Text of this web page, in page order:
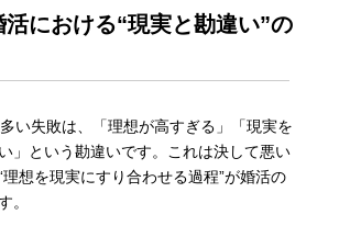
における“現実と勘違い”の
い失敗は、「理想が高すぎる」「現実を
」という勘違いです。これは決して悪い
理想を現実にすり合わせる過程”が婚活の
。